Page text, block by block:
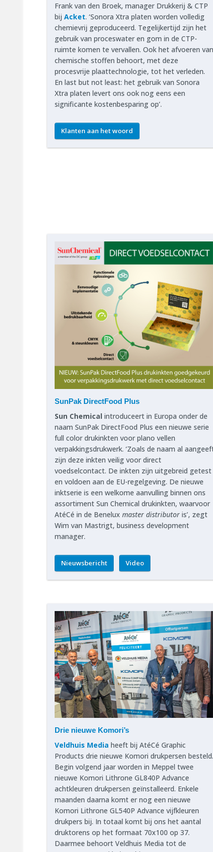
Frank van den Broek, manager Drukkerij & CTP
bij Acket. ‘Sonora Xtra platen worden volledig
chemievrij geproduceerd. Tegelijkertijd zijn het
gebruik van proceswater en gom in de CTP-
ruimte komen te vervallen. Ook het afvoeren van
chemische stoffen behoort, met deze
procesvrije plaattechnologie, tot het verleden.
En last but not least: het gebruik van Sonora
Xtra platen levert ons ook nog eens een
significante kostenbesparing op’.
Klanten aan het woord
SunPak DirectFood Plus
Sun Chemical introduceert in Europa onder de
naam SunPak DirectFood Plus een nieuwe serie
full color drukinkten voor plano vellen
verpakkingsdrukwerk. ‘Zoals de naam al
zijn deze inkten veilig voor direct
voedselcontact. De inkten zijn uitgebreid getest
en voldoen aan de EU-regelgeving. De nieuwe
inktserie is een welkome aanvulling binnen ons
assortiment Sun Chemical drukinkten, waarvoor
AtéCé in de Benelux master distributor is’, zegt
Wim van Mastrigt, business development
manager.
Nieuwsbericht Video
Drie nieuwe Komori’s
Veldhuis Media heeft bij AtéCé Graphic
Products drie nieuwe Komori drukpersen besteld.
Begin volgend jaar worden in Meppel twee
nieuwe Komori Lithrone GL840P Advance
achtkleuren drukpersen geïnstalleerd. Enkele
maanden daarna komt er nog een nieuwe
Komori Lithrone GL540P Advance vijfkleuren
drukpers bij. In totaal komt bij ons het aantal
druktorens op het formaat 70x100 op 37.
Daarmee behoort Veldhuis Media tot de